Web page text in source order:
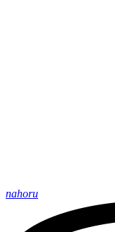
nahoru